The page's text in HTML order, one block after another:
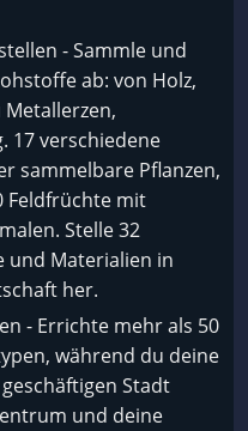
- Sammle und
ab: von Holz,
17 verschiedene
sammelbare Pflanzen,
Feldfrüchte mit
Stelle 32
und Materialien in
her.
- Errichte mehr als 50
während du deine
Stadt
und deine